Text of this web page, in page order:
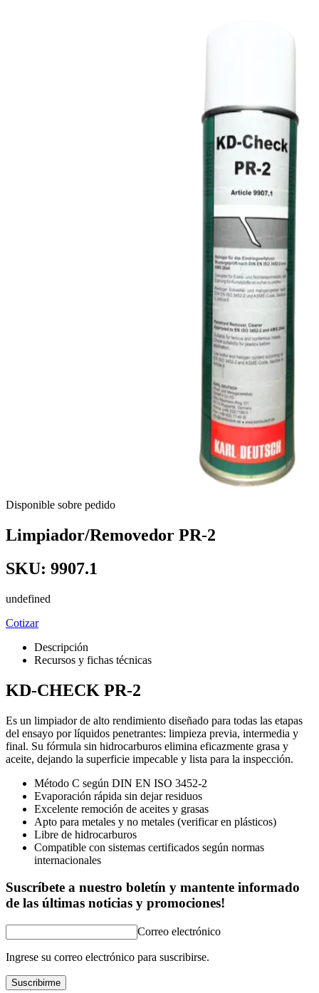
Disponible sobre pedido
Limpiador/Removedor PR-2
SKU: 9907.1
undefined
Cotizar
Descripción
Recursos y fichas técnicas
KD-CHECK PR-2
Es un limpiador de alto rendimiento diseñado para todas las etapas
del ensayo por líquidos penetrantes: limpieza previa, intermedia y
final. Su fórmula sin hidrocarburos elimina eficazmente grasa y
aceite, dejando la superficie impecable y lista para la inspección.
Método C según DIN EN ISO 3452-2
Evaporación rápida sin dejar residuos
Excelente remoción de aceites y grasas
Apto para metales y no metales (verificar en plásticos)
Libre de hidrocarburos
Compatible con sistemas certificados según normas
internacionales
Suscríbete a nuestro boletín y mantente informado
de las últimas noticias y promociones!
Correo electrónico
Ingrese su correo electrónico para suscribirse.
Suscribirme